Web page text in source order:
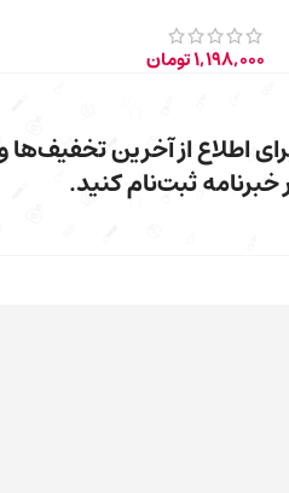
1,198,000تومان
اطلاع از آخرین تخفیف‌ها
ثبت‌نام کنید.